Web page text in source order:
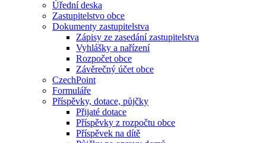
Úřední deska
Zastupitelstvo obce
Dokumenty zastupitelstva
Zápisy ze zasedání zastupitelstva
Vyhlášky a nařízení
Rozpočet obce
Závěrečný účet obce
CzechPoint
Formuláře
Příspěvky, dotace, půjčky
Přijaté dotace
Příspěvky z rozpočtu obce
Příspěvek na dítě